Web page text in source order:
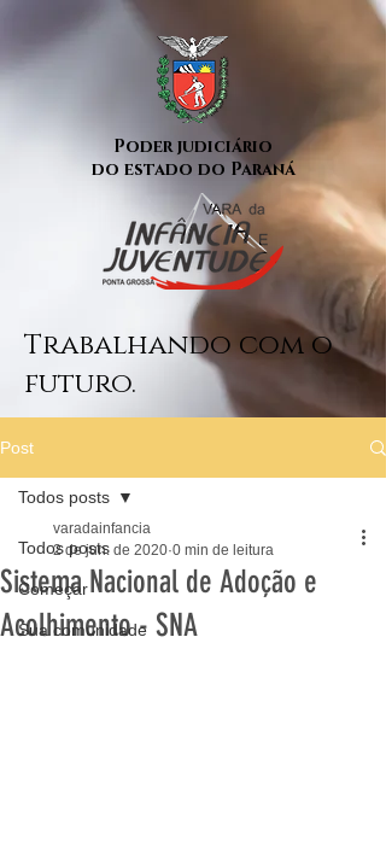
Poder judiciário
do estado do Paraná
Trabalhando com o
futuro.
Post
Todos posts
Começar
Sua comunidade
Todos posts
Sistema Nacional de Adoção e
Acolhimento - SNA
varadainfancia
2 de jun. de 2020 0 min de leitura